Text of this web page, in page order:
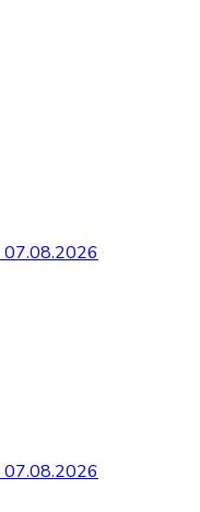
07.08.2026
07.08.2026